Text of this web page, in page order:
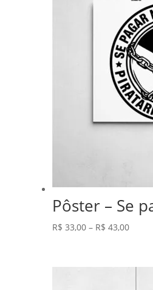
Pôster – Se
R$ 33,00 – R$ 43,00Faixa